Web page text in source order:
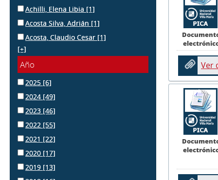
Achilli, Elena Libia [1]
Acosta Silva, Adrián [1]
Acosta, Claudio Cesar [1]
[+]
Año
2025 [6]
2024 [49]
2023 [46]
2022 [55]
2021 [22]
2020 [17]
2019 [13]
Ver